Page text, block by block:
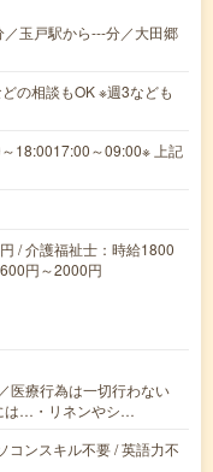
玉戸駅から---分／大田郷
の相談もOK ※週3なども
18:0017:00～09:00※ 上記
/ 介護福祉士：時給1800
円～2000円
医療行為は一切行わない
は…・リネンやシ…
コンスキル不要 / 英語力不